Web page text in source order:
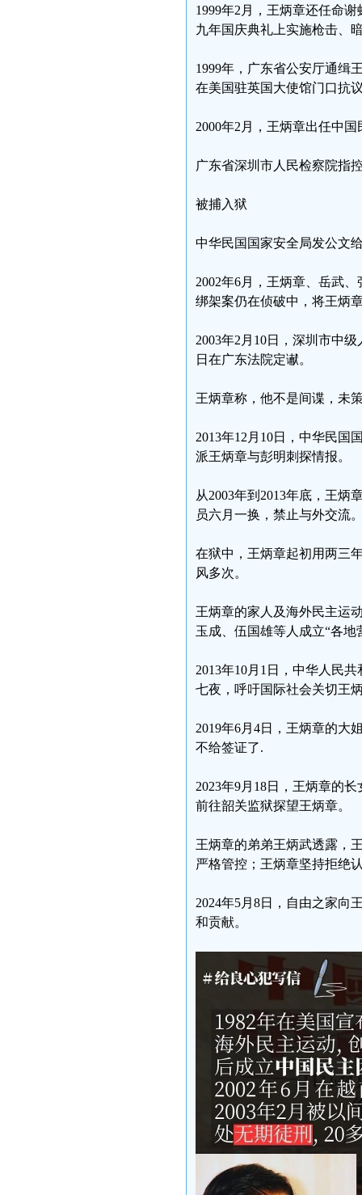
1999年2月，王炳章还任命
九年国庆典礼上实施枪击、
1999年，广东省公安厅通缉
在美国驻英国大使馆门口抗
2000年2月，王炳章出任中
广东省深圳市人民检察院指
被捕入狱
中华民国国家安全局发公文
2002年6月，王炳章、岳武
绑架案仍在侦破中，将王炳
2003年2月10日，深圳市中
日在广东法院定谳。
王炳章称，他不是间谍，未
2013年12月10日，中华民国
派王炳章与彭明刺探情报。
从2003年到2013年底，王炳
员六月一换，禁止与外交流
在狱中，王炳章起初用两三
风多次。
王炳章的家人及海外民主运
玉成、伍国雄等人成立“各
2013年10月1日，中华人民
七夜，呼吁国际社会关切王
2019年6月4日，王炳章的大
不给签证了.
2023年9月18日，王炳章的
前往韶关监狱探望王炳章。
王炳章的弟弟王炳武透露，
严格管控；王炳章坚持拒绝
2024年5月8日，自由之家向
和贡献。